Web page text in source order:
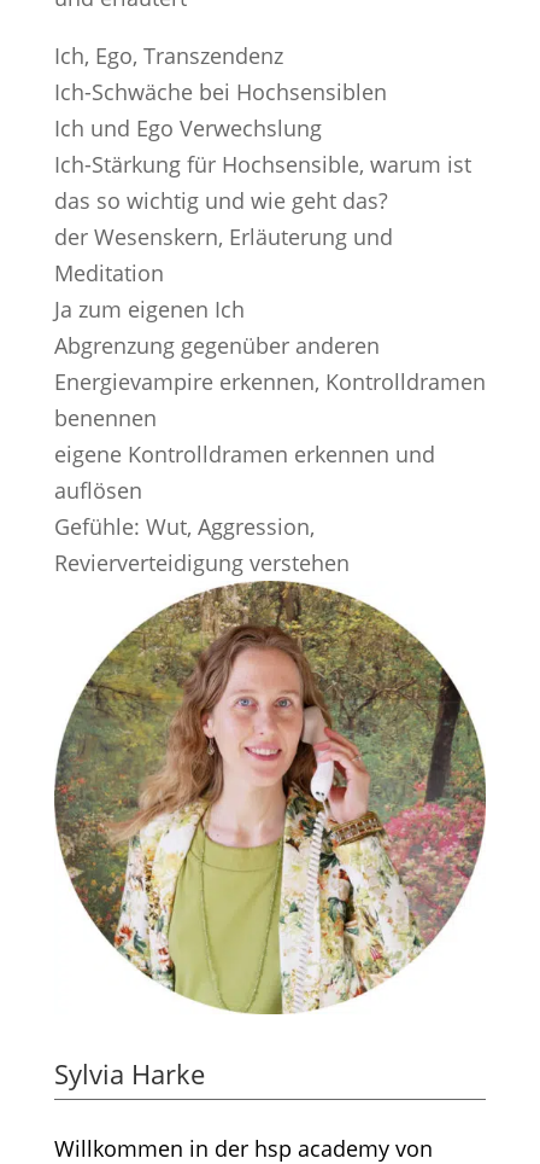
Ich, Ego, Transzendenz
Ich-Schwäche bei Hochsensiblen
Ich und Ego Verwechslung
Ich-Stärkung für Hochsensible, warum ist
das so wichtig und wie geht das?
der Wesenskern, Erläuterung und
Meditation
Ja zum eigenen Ich
Abgrenzung gegenüber anderen
Energievampire erkennen, Kontrolldramen
benennen
eigene Kontrolldramen erkennen und
auflösen
Gefühle: Wut, Aggression,
Revierverteidigung verstehen
Sylvia Harke
Willkommen in der hsp academy von